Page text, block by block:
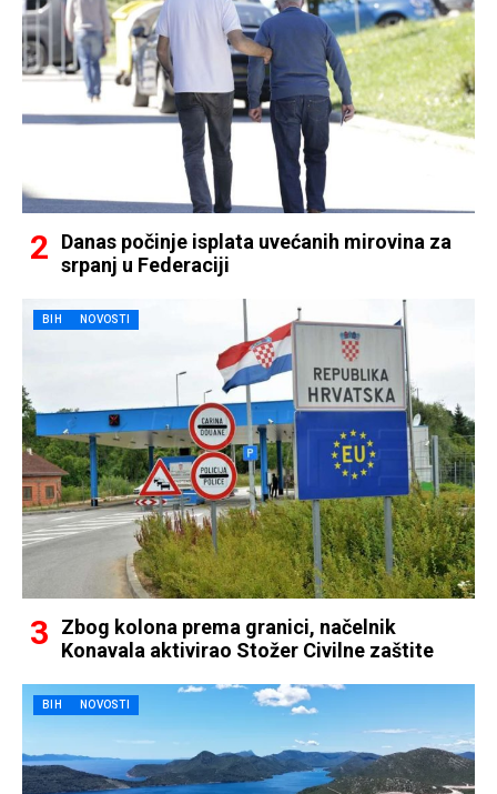
Danas počinje isplata uvećanih mirovina za
srpanj u Federaciji
BIH NOVOSTI
Zbog kolona prema granici, načelnik
Konavala aktivirao Stožer Civilne zaštite
BIH NOVOSTI